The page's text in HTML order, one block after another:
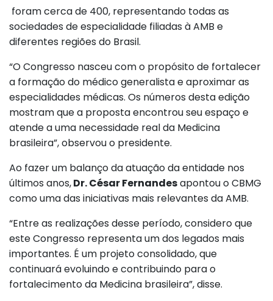
foram cerca de 400, representando todas as
sociedades de especialidade filiadas à AMB e
diferentes regiões do Brasil.
“O Congresso nasceu com o propósito de fortalecer
a formação do médico generalista e aproximar as
especialidades médicas. Os números desta edição
mostram que a proposta encontrou seu espaço e
atende a uma necessidade real da Medicina
brasileira”, observou o presidente.
Ao fazer um balanço da atuação da entidade nos
últimos anos,Dr. César Fernandesapontou o CBMG
como uma das iniciativas mais relevantes da AMB.
“Entre as realizações desse período, considero que
este Congresso representa um dos legados mais
importantes. É um projeto consolidado, que
continuará evoluindo e contribuindo para o
fortalecimento da Medicina brasileira”, disse.